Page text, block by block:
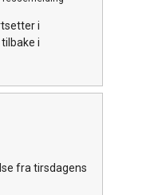
i
i
fra tirsdagens